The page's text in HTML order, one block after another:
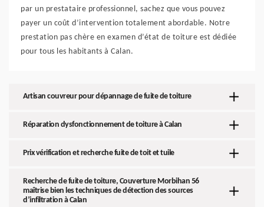
par un prestataire professionnel, sachez que vous pouvez
payer un coût d’intervention totalement abordable. Notre
prestation pas chère en examen d’état de toiture est dédiée
pour tous les habitants à Calan.
Artisan couvreur pour dépannage de fuite de toiture
Réparation dysfonctionnement de toiture à Calan
Prix vérification et recherche fuite de toit et tuile
Recherche de fuite de toiture, Couverture Morbihan 56
maîtrise bien les techniques de détection des sources
d’infiltration à Calan